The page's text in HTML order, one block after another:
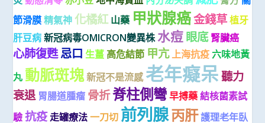
節滑膜 精氣神 化橘紅 山藥 甲狀腺癌金錢草 植牙
肝豆病 新冠病毒OMICRON變異株水痘眼底 腎臟癌
心肺復甦忌口 生薑 高危結節 甲亢上海抗疫 六味地黃
丸 動脈斑塊新冠不是流感 老年癡呆 聽力
衰退 胃腸道腫瘤 骨折脊柱側彎早搏藥 結核菌素試
驗 抗疫 走罐療法 一刀切 前列腺丙肝護理老年臥